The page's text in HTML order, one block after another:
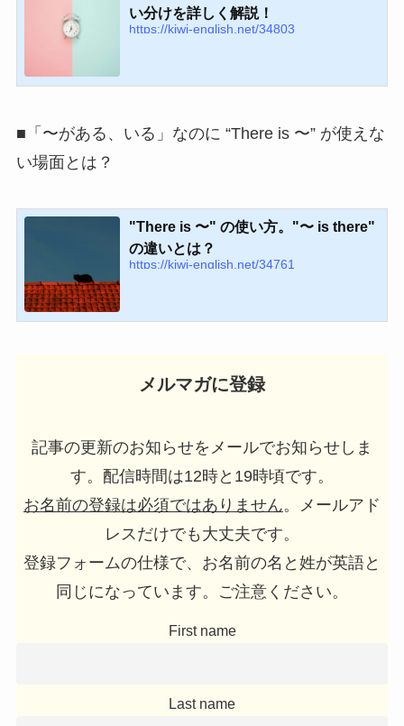
い分けを詳しく解説！
https://kiwi-english.net/34803
■「〜がある、いる」なのに “There is 〜” が使えな
い場面とは？
"There is 〜" の使い方。"〜 is there"
の違いとは？
https://kiwi-english.net/34761
メルマガに登録
記事の更新のお知らせをメールでお知らせしま
す。配信時間は12時と19時頃です。
お名前の登録は必須ではありません。メールアド
レスだけでも大丈夫です。
登録フォームの仕様で、お名前の名と姓が英語と
同じになっています。ご注意ください。
First name
Last name